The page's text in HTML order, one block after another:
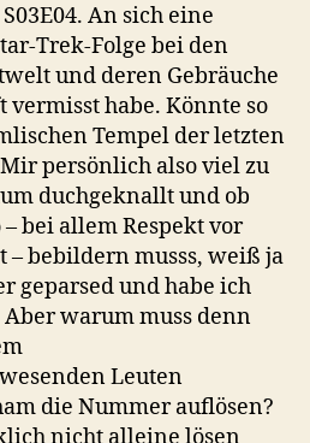
An sich eine
Trek-Folge bei den
und deren Gebräuche
vermisst habe. Könnte so
Tempel der letzten
persönlich also viel zu
duchgeknallt und ob
bei allem Respekt vor
– bebildern musss, weiß ja
geparsed und habe ich
warum muss denn
Leuten
die Nummer auflösen?
nicht alleine lösen